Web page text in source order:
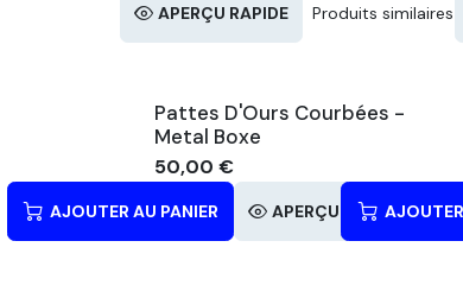
Produits similaires
APERÇU RAPIDE
Pattes D'Ours Courbées -
Metal Boxe
50,00 €
AJOUTER AU PANIER APERÇU RAPIDE